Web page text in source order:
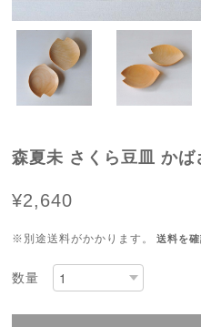
森夏未 さくら豆皿 かば
¥2,640
※別途送料がかかります。 送料を
数量